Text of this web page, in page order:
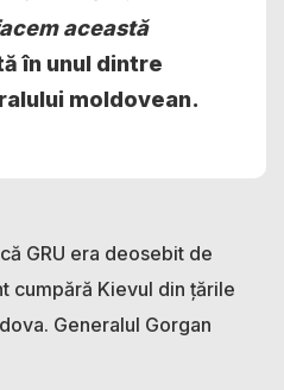
această
în unul dintre
moldovean.
GRU era deosebit de
cumpără Kievul din țările
Generalul Gorgan